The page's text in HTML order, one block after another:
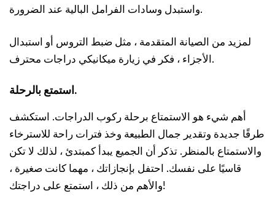
واستبدل وسادات الفرامل البالية عند الضرورة.
لمزيد من الصيانة المتقدمة ، مثل ضبط التروس أو استبدال
الأجزاء ، فكر في زيارة ميكانيكي دراجات محترف.
استمتع بالرحلة.
أهم شيء هو الاستمتاع برحلة ركوب الدراجات. استكشف
طرقًا جديدة وتقدير جمال الطبيعة وخذ فترات راحة للاسترخاء
والاستمتاع بالمنظر. تذكر أن الجميع يبدأ كمبتدئ ، لذلك لا تكن
قاسيًا على نفسك. احتفل بإنجازاتك ، مهما كانت صغيرة ،
والأهم من ذلك ، استمتع على دراجتك!